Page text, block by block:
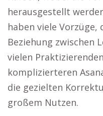
herausgestellt
haben viele Vorzüge,
Beziehung zwischen
vielen
komplizierteren
die gezielten
großem Nutzen.